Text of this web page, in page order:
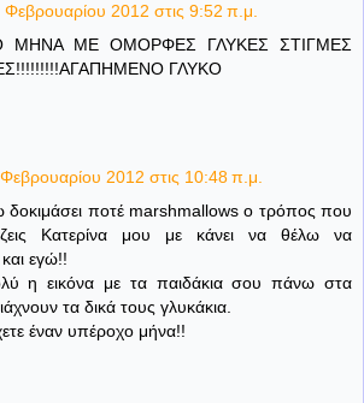
Φεβρουαρίου 2012 στις 9:52 π.μ.
ΜΗΝΑ ΜΕ ΟΜΟΡΦΕΣ ΓΛΥΚΕΣ ΣΤΙΓΜΕΣ
ΓΛΥΚΟ
2012 στις 10:48 π.μ.
δοκιμάσει ποτέ marshmallows ο τρόπος που
Κατερίνα μου με κάνει να θέλω να
εγώ!!
η εικόνα με τα παιδάκια σου πάνω στα
τα δικά τους γλυκάκια.
έναν υπέροχο μήνα!!